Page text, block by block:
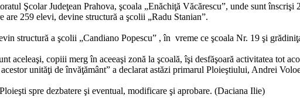
Şcolar Judeţean Prahova, şcoala „Enăchiţă Văcărescu”, unde sunt
are 259 elevi, devine structură a şcolii „Radu Stanian”.
structură a şcolii „Candiano Popescu” , în vreme ce şcoala Nr. 19 şi
aceleaşi, copiii merg în aceeaşi zonă la şcoală, îşi desfăşoară activitatea tot
unităţi de învăţământ” a declarat astăzi primarul Ploieştiului, Andrei
spre dezbatere şi eventual, modificare şi aprobare. (Daciana Ilie)